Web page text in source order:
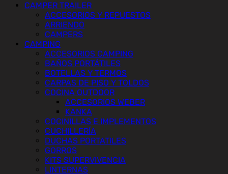
CAMPER TRAILER
ACCESORIOS Y REPUESTOS
ARRIENDO
CAMPERS
CAMPING
ACCESORIOS CAMPING
BAÑOS PORTÁTILES
BOTELLAS Y TERMOS
CARPAS DE PISO Y TOLDOS
COCINA OUTDOOR
ACCESORIOS WEBER
KANKA
COCINILLAS E IMPLEMENTOS
CUCHILLERÍA
DUCHAS PORTATILES
GORROS
KITS SUPERVIVENCIA
LINTERNAS